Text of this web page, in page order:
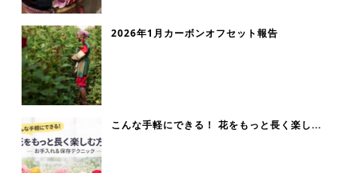
2026年1月カーボンオフセット報告
こんな手軽にできる！ 花をもっと長く楽し...